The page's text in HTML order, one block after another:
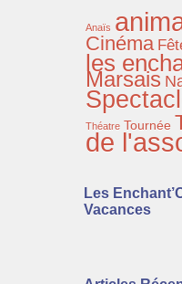
Anaïs
Cinéma
les
Marsais
Théatre Tournée
de
Les
Vacances